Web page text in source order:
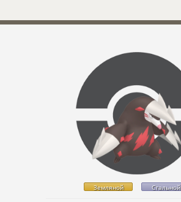
Земляной Стальной